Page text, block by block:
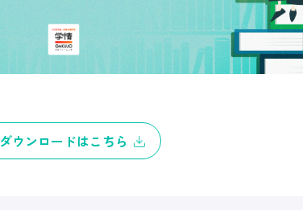
ダウンロードはこちら